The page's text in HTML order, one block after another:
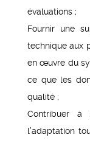
évaluations ;
Fournir une
technique aux
en œuvre du
ce que les
qualité ;
Contribuer à
l’adaptation